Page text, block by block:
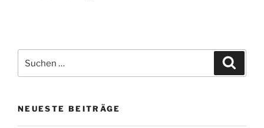
nach:
NEUESTE BEITRÄGE